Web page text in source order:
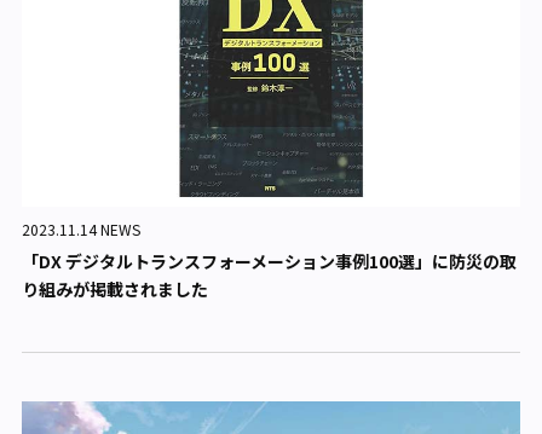
2023.11.14 NEWS
「DX デジタルトランスフォーメーション事例100選」に防災の取
り組みが掲載されました